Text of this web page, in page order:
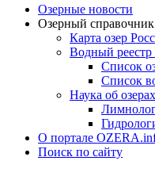
Озерные новости
Озерный справочник
Карта озер
Водный реестр
Список
Список
Наука об озерах
О портале
Поиск по сайту